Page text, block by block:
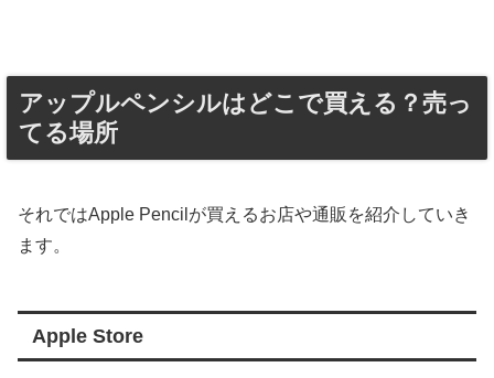
アップルペンシルはどこで買える？売っ
てる場所
それではApple Pencilが買えるお店や通販を紹介していき
ます。
Apple Store